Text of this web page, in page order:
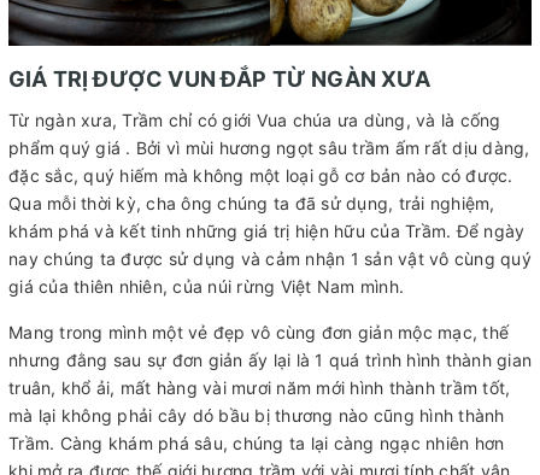
GIÁ TRỊ ĐƯỢC VUN ĐẮP TỪ NGÀN XƯA
Từ ngàn xưa, Trầm chỉ có giới Vua chúa ưa dùng, và là cống
phẩm quý giá . Bởi vì mùi hương ngọt sâu trầm ấm rất dịu dàng,
đặc sắc, quý hiếm mà không một loại gỗ cơ bản nào có được.
Qua mỗi thời kỳ, cha ông chúng ta đã sử dụng, trải nghiệm,
khám phá và kết tinh những giá trị hiện hữu của Trầm. Để ngày
nay chúng ta được sử dụng và cảm nhận 1 sản vật vô cùng quý
giá của thiên nhiên, của núi rừng Việt Nam mình.
Mang trong mình một vẻ đẹp vô cùng đơn giản mộc mạc, thế
nhưng đằng sau sự đơn giản ấy lại là 1 quá trình hình thành gian
truân, khổ ải, mất hàng vài mươi năm mới hình thành trầm tốt,
mà lại không phải cây dó bầu bị thương nào cũng hình thành
Trầm. Càng khám phá sâu, chúng ta lại càng ngạc nhiên hơn
khi mở ra được thế giới hương trầm với vài mươi tính chất vân